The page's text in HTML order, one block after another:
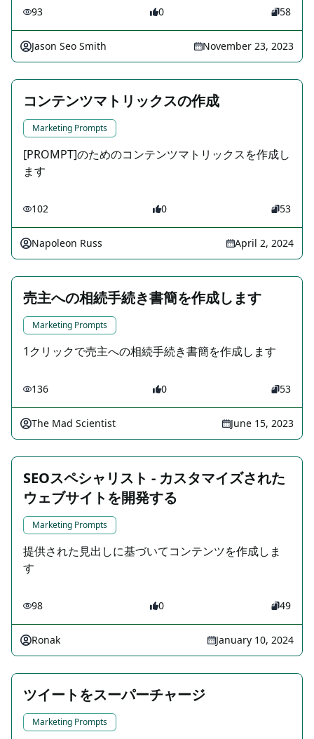
93 0 58
Jason Seo Smith November 23, 2023
コンテンツマトリックスの作成
Marketing Prompts
[PROMPT]のためのコンテンツマトリックスを作成し
ます
102 0 53
Napoleon Russ April 2, 2024
売主への相続手続き書簡を作成します
Marketing Prompts
1クリックで売主への相続手続き書簡を作成します
136 0 53
The Mad Scientist June 15, 2023
SEOスペシャリスト - カスタマイズされた
ウェブサイトを開発する
Marketing Prompts
提供された見出しに基づいてコンテンツを作成しま
す
98 0 49
Ronak January 10, 2024
ツイートをスーパーチャージ
Marketing Prompts